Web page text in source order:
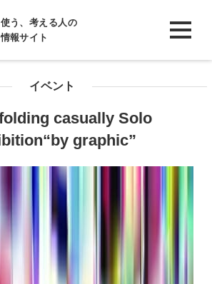
う、考える人の
報サイト
イベント
casually Solo
graphic”